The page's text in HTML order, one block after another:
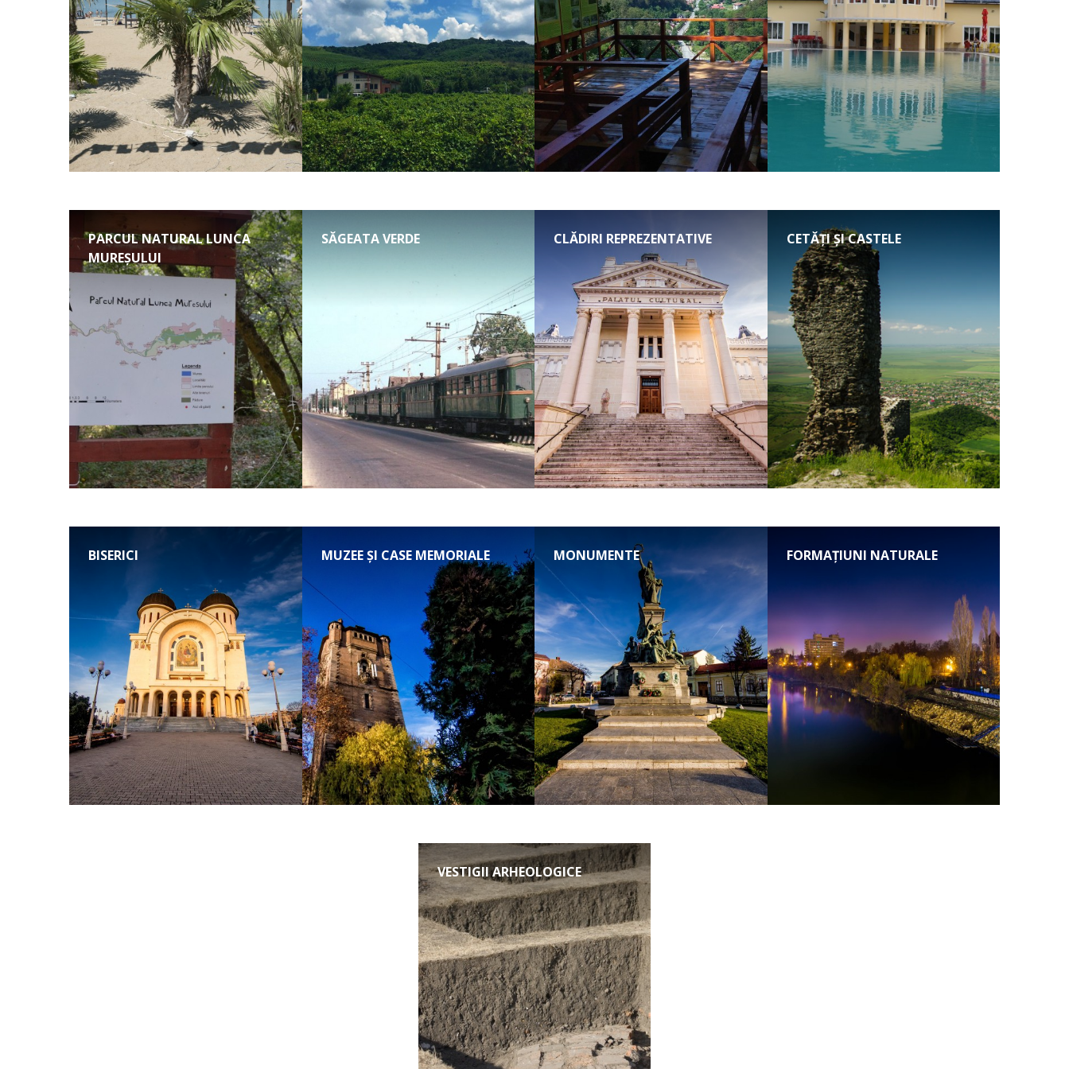
PARCUL NATURAL LUNCA
MUREȘULUI
SĂGEATA VERDE CLĂDIRI REPREZENTATIVE CETĂȚI ȘI CASTELE
BISERICI MUZEE ȘI CASE MEMORIALE MONUMENTE FORMAȚIUNI NATURALE
VESTIGII ARHEOLOGICE